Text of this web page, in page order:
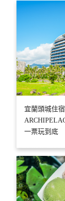
宜蘭頭城住
一票玩到底